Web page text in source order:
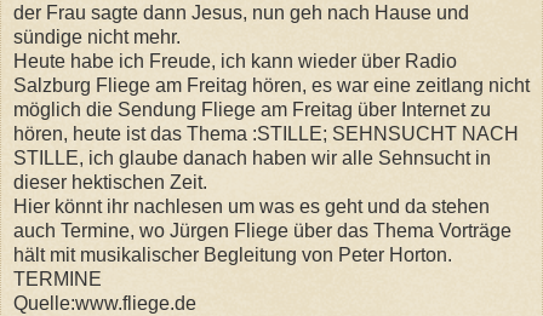
der Frau sagte dann Jesus, nun geh nach Hause und
sündige nicht mehr.
Heute habe ich Freude, ich kann wieder über Radio
Salzburg Fliege am Freitag hören, es war eine zeitlang nicht
möglich die Sendung Fliege am Freitag über Internet zu
hören, heute ist das Thema :STILLE; SEHNSUCHT NACH
STILLE, ich glaube danach haben wir alle Sehnsucht in
dieser hektischen Zeit.
Hier könnt ihr nachlesen um was es geht und da stehen
auch Termine, wo Jürgen Fliege über das Thema Vorträge
hält mit musikalischer Begleitung von Peter Horton.
TERMINE
Quelle:www.fliege.de